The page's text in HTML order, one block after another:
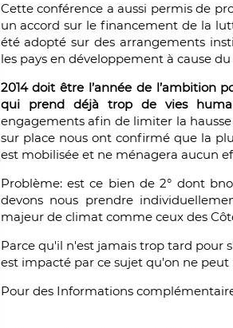
Cette conférence a aussi permis de
un accord sur le financement de la
été adopté sur des arrangements
les pays en développement à cause
2014 doit être l’année de
qui prend déjà trop de vies
engagements afin de limiter la
sur place nous ont confirmé que la
est mobilisée et ne ménagera aucun
Problème: est ce bien de 2° dont
devons nous prendre
majeur de climat comme ceux des
Parce qu'il n'est jamais trop tard pour
est impacté par ce sujet qu'on ne peut
Pour des Informations